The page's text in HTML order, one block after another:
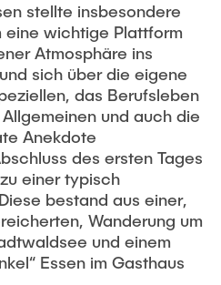
stellte insbesondere
eine wichtige Plattform
Atmosphäre ins
sich über die eigene
das Berufsleben
und auch die
Anekdote
des ersten Tages
einer typisch
bestand aus einer,
Wanderung um
und einem
Essen im Gasthaus